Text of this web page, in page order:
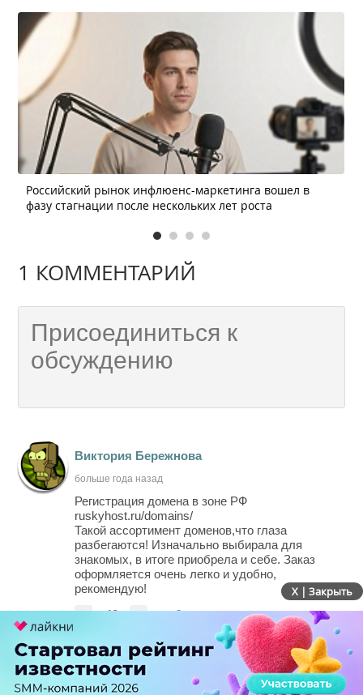
Российский рынок инфлюенс-маркетинга вошел в
фазу стагнации после нескольких лет роста
1 КОММЕНТАРИЙ
Виктория Бережнова
больше года назад
Регистрация домена в зоне РФ
ruskyhost.ru/domains/
Такой ассортимент доменов,что глаза
разбегаются! Изначально выбирала для
знакомых, в итоге приобрела и себе. Заказ
оформляется очень легко и удобно,
рекомендую!
- -13 + Ответить
X | Закрыть